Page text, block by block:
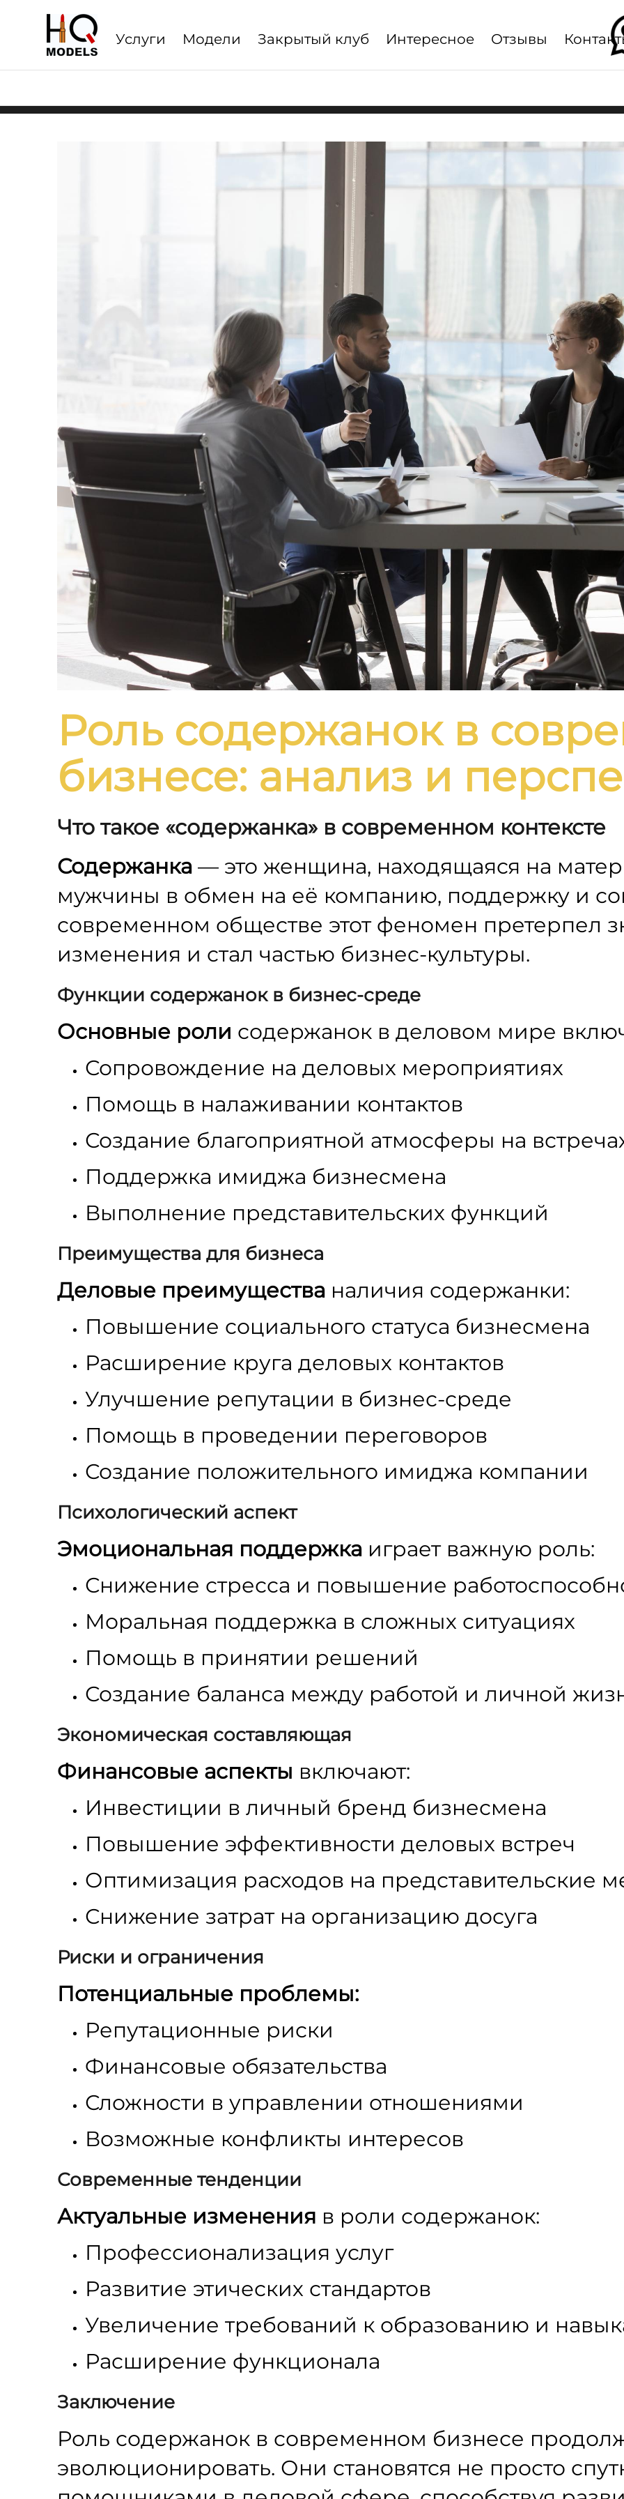
Услуги
сервиса
Москве,
Услуги Модели Закрытый клуб Интересное Отзывы
Роль содержанок в
бизнесе: анализ и
Что такое «содержанка» в современном контексте
Содержанка — это женщина, находящаяся на
мужчины в обмен на её компанию, поддержку и
современном обществе этот феномен претерпел
изменения и стал частью бизнес-культуры.
Функции содержанок в бизнес-среде
Основные роли содержанок в деловом мире
Сопровождение на деловых мероприятиях
Помощь в налаживании контактов
Создание благоприятной атмосферы на
Поддержка имиджа бизнесмена
Выполнение представительских функций
Преимущества для бизнеса
Деловые преимущества наличия содержанки:
Повышение социального статуса бизнесмена
Расширение круга деловых контактов
Улучшение репутации в бизнес-среде
Помощь в проведении переговоров
Создание положительного имиджа компании
Психологический аспект
Эмоциональная поддержка играет важную роль:
Снижение стресса и повышение
Моральная поддержка в сложных ситуациях
Помощь в принятии решений
Создание баланса между работой и личной
Экономическая составляющая
Финансовые аспекты включают:
Инвестиции в личный бренд бизнесмена
Повышение эффективности деловых встреч
Оптимизация расходов на представительские
Снижение затрат на организацию досуга
Риски и ограничения
Потенциальные проблемы:
Репутационные риски
Финансовые обязательства
Сложности в управлении отношениями
Возможные конфликты интересов
Современные тенденции
Актуальные изменения в роли содержанок:
Профессионализация услуг
Развитие этических стандартов
Увеличение требований к образованию и
Расширение функционала
Заключение
Роль содержанок в современном бизнесе
эволюционировать. Они становятся не просто